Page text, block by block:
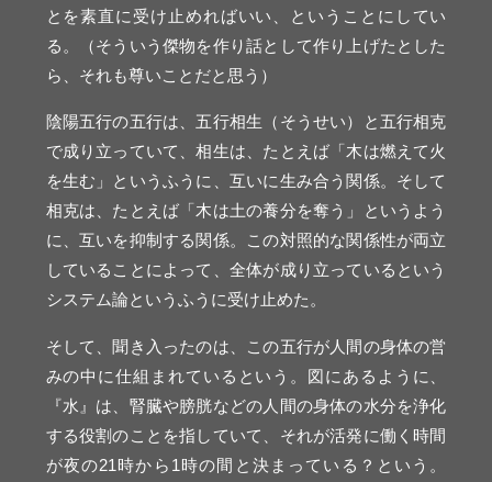
とを素直に受け止めればいい、ということにしてい
る。（そういう傑物を作り話として作り上げたとした
ら、それも尊いことだと思う）
陰陽五行の五行は、五行相生（そうせい）と五行相克
で成り立っていて、相生は、たとえば「木は燃えて火
を生む」というふうに、互いに生み合う関係。そして
相克は、たとえば「木は土の養分を奪う」というよう
に、互いを抑制する関係。この対照的な関係性が両立
していることによって、全体が成り立っているという
システム論というふうに受け止めた。
そして、聞き入ったのは、この五行が人間の身体の営
みの中に仕組まれているという。図にあるように、
『水』は、腎臓や膀胱などの人間の身体の水分を浄化
する役割のことを指していて、それが活発に働く時間
が夜の21時から1時の間と決まっている？という。